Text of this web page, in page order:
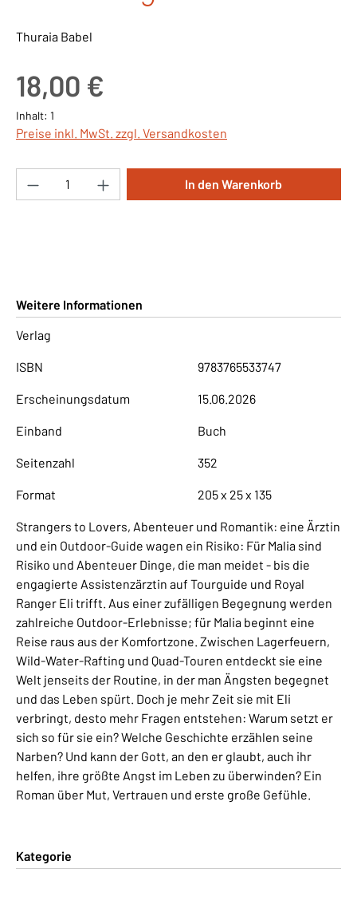
Thuraia Babel
18,00 €
Inhalt: 1
Preise inkl. MwSt. zzgl. Versandkosten
Produkt Anzahl: Gib den gewünschten
In den Warenkorb
Weitere Informationen
Verlag
ISBN 9783765533747
Erscheinungsdatum 15.06.2026
Einband Buch
Seitenzahl 352
Format 205 x 25 x 135
Strangers to Lovers, Abenteuer und Romantik: eine Ärztin
und ein Outdoor-Guide wagen ein Risiko: Für Malia sind
Risiko und Abenteuer Dinge, die man meidet - bis die
engagierte Assistenzärztin auf Tourguide und Royal
Ranger Eli trifft. Aus einer zufälligen Begegnung werden
zahlreiche Outdoor-Erlebnisse; für Malia beginnt eine
Reise raus aus der Komfortzone. Zwischen Lagerfeuern,
Wild-Water-Rafting und Quad-Touren entdeckt sie eine
Welt jenseits der Routine, in der man Ängsten begegnet
und das Leben spürt. Doch je mehr Zeit sie mit Eli
verbringt, desto mehr Fragen entstehen: Warum setzt er
sich so für sie ein? Welche Geschichte erzählen seine
Narben? Und kann der Gott, an den er glaubt, auch ihr
helfen, ihre größte Angst im Leben zu überwinden? Ein
Roman über Mut, Vertrauen und erste große Gefühle.
Kategorie